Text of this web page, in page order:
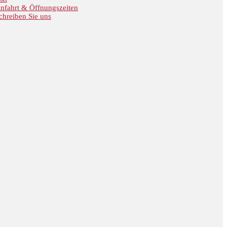
& Öffnungszeiten
Sie uns